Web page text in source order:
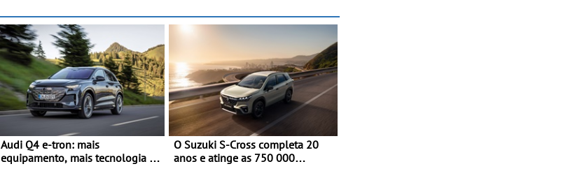
Audi Q4 e-tron: mais
equipamento, mais tecnologia e
O Suzuki S-Cross completa 20
anos e atinge as 750 000